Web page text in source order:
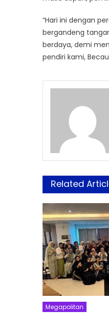
“Hari ini dengan
bergandeng
berdaya, demi
pendiri kami,
Related
Megapolitan